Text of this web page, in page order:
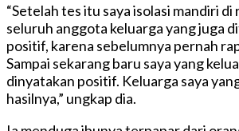
“Setelah tes itu saya isolasi mandiri di
seluruh anggota keluarga yang juga
positif, karena sebelumnya pernah
Sampai sekarang baru saya yang
dinyatakan positif. Keluarga saya
hasilnya,” ungkap dia.